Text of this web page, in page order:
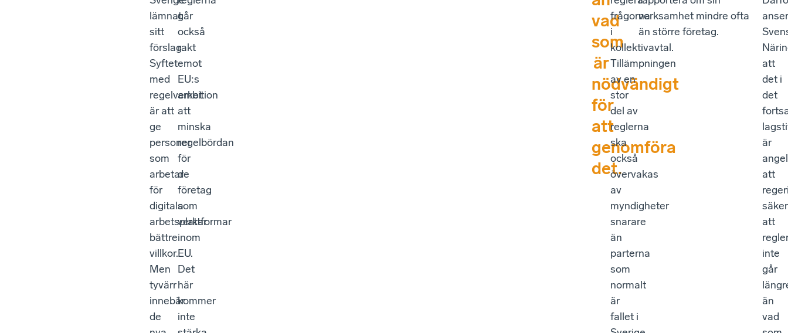
lämnat
sitt
förslag.
Syftet
med
regelverket
är att
ge
personer
som
arbetar
för
digitala
arbetsplattformar
bättre
villkor.
Men
tyvärr
innebär
de
går
också
rakt
emot
EU:s
ambition
att
minska
regelbördan
för
de
företag
som
verkar
inom
EU.
Det
här
kommer
inte
vad
som
är
nödvändigt
för
att
genomföra
det.
frågorna
i
kollektivavtal.
Tillämpningen
av en
stor
del av
reglerna
ska
också
övervakas
av
myndigheter
snarare
än
parterna
som
normalt
är
fallet i
verksamhet mindre ofta
än större företag.
anser
att
det i
det
är
att
att
inte
går
än
vad